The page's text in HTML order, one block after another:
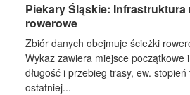
Piekary Śląskie:
rowerowe
Zbiór danych obejmuje ścieżki
Wykaz zawiera miejsce początkowe
długość i przebieg trasy, ew.
ostatniej...